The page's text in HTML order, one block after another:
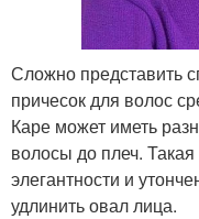
Сложно представить
причесок для волос
Каре может иметь
волосы до плеч.
элегантности и
удлинить овал лица.